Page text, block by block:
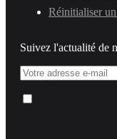
Réinitialiser
Suivez l'actualité de